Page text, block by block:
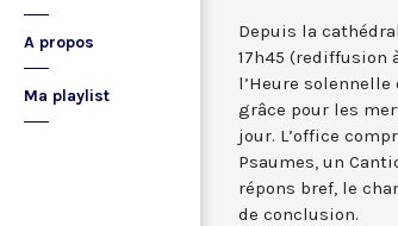
A propos
Ma playlist
Depuis la
17h45 (rediffusion
l’Heure
grâce pour les
jour. L’office
Psaumes, un
répons bref, le
de conclusion.